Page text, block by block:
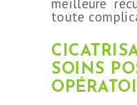
toute
SOINS